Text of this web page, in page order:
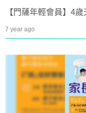
【門薩年輕會員】4
7 year ago